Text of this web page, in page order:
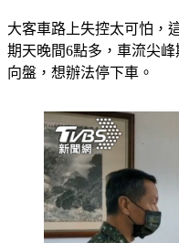
大客車路上失控太可怕，
期天晚間6點多，車流尖
向盤，想辦法停下車。